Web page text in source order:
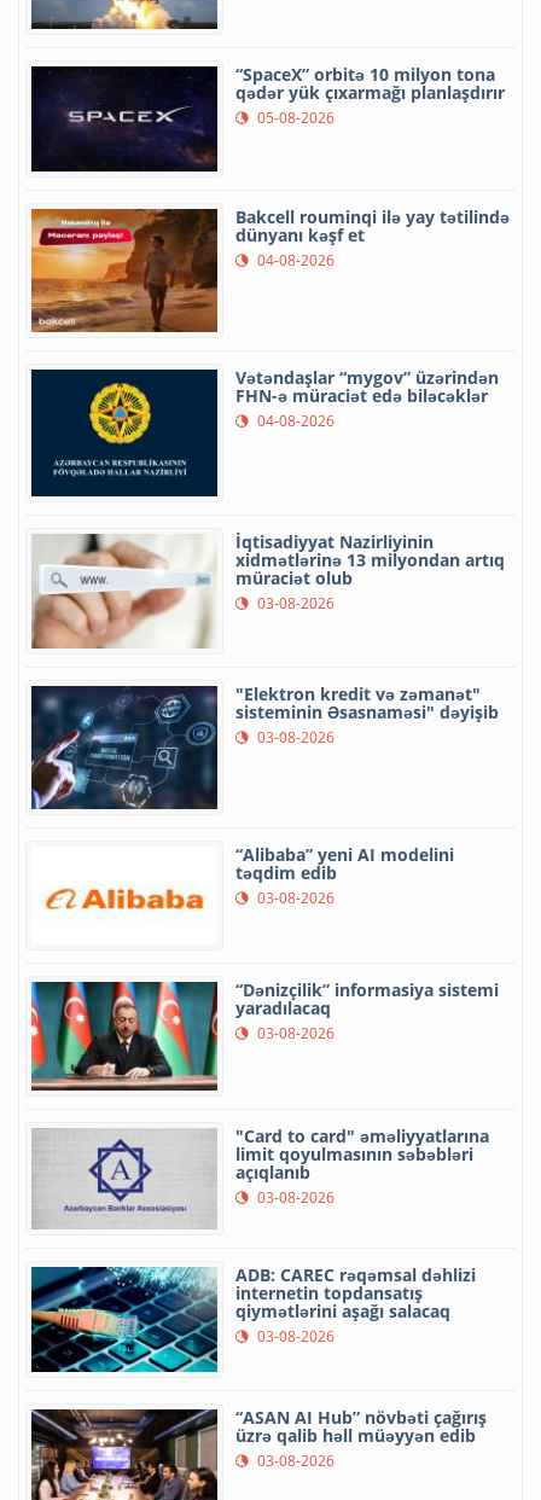
“SpaceX” orbitə 10 milyon tona
qədər yük çıxarmağı planlaşdırır
05-08-2026
Bakcell rouminqi ilə yay tətilində
dünyanı kəşf et
04-08-2026
Vətəndaşlar “mygov” üzərindən
FHN-ə müraciət edə biləcəklər
04-08-2026
İqtisadiyyat Nazirliyinin
xidmətlərinə 13 milyondan artıq
müraciət olub
03-08-2026
"Elektron kredit və zəmanət"
sisteminin Əsasnaməsi" dəyişib
03-08-2026
“Alibaba” yeni AI modelini
təqdim edib
03-08-2026
“Dənizçilik” informasiya sistemi
yaradılacaq
03-08-2026
"Card to card" əməliyyatlarına
limit qoyulmasının səbəbləri
açıqlanıb
03-08-2026
ADB: CAREC rəqəmsal dəhlizi
internetin topdansatış
qiymətlərini aşağı salacaq
03-08-2026
“ASAN AI Hub” növbəti çağırış
üzrə qalib həll müəyyən edib
03-08-2026